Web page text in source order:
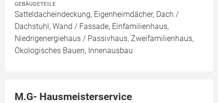
GEBÄUDETEILE
Satteldacheindeckung, Eigenheimdächer, Dach /
Dachstuhl, Wand / Fassade, Einfamilienhaus,
Niedrigenergiehaus / Passivhaus, Zweifamilienhaus,
Ökologisches Bauen, Innenausbau
M.G- Hausmeisterservice